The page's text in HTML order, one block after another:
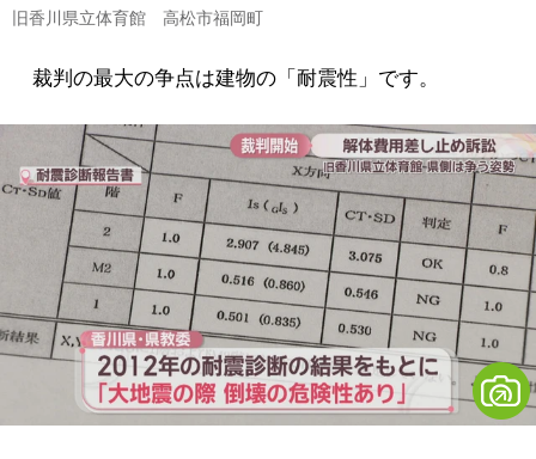
旧香川県立体育館 高松市福岡町
裁判の最大の争点は建物の「耐震性」です。